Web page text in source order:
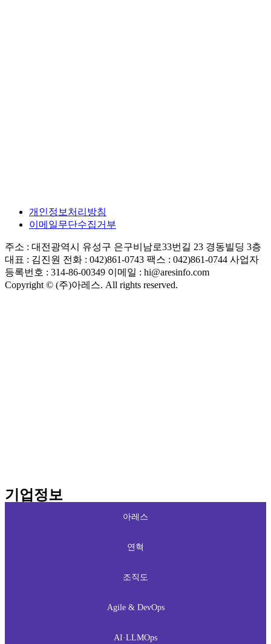
개인정보처리방침
이메일무단수집거부
주소 : 대전광역시 유성구 은구비남로33번길 23 경동빌딩 3층
대표 : 김진원 전화 : 042)861-0743 팩스 : 042)861-0744 사업자
등록번호 : 314-86-00349 이메일 : hi@aresinfo.com
Copyright © (주)아레스. All rights reserved.
기업정보
아레스
연혁
조직도
Agile & DevOps
AI·LLMOps